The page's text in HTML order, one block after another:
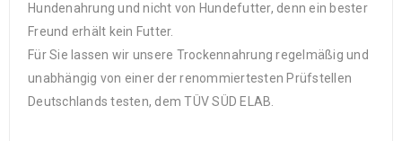
Hundenahrung und nicht von Hundefutter, denn ein bester
Freund erhält kein Futter.
Für Sie lassen wir unsere Trockennahrung regelmäßig und
unabhängig von einer der renommiertesten Prüfstellen
Deutschlands testen, dem TÜV SÜD ELAB.